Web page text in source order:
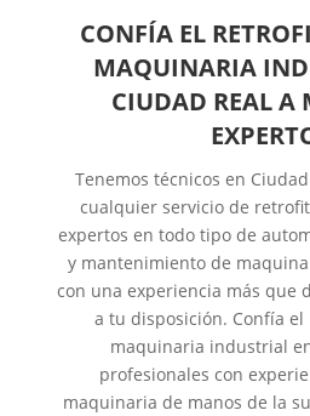
CONFÍA EL
MAQUINARIA
CIUDAD REAL A
Tenemos técnicos en
cualquier servicio de
expertos en todo tipo de
y mantenimiento de
con una experiencia más que
a tu disposición. Confía
maquinaria industrial
profesionales con
maquinaria de manos de la